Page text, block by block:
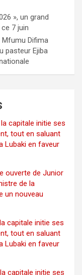
», un grand
7 juin
Difima
pasteur Ejiba
capitale initie ses
tout en saluant
Lubaki en faveur
ouverte de Junior
de la
un nouveau
capitale initie ses
tout en saluant
Lubaki en faveur
capitale initie ses